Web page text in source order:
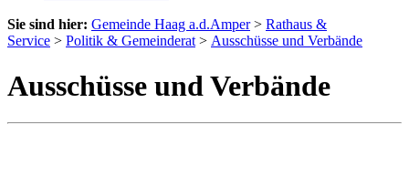
Sie sind hier: Gemeinde Haag a.d.Amper> Rathaus &
Service > Politik & Gemeinderat > Ausschüsse und Verbände
Ausschüsse und Verbände